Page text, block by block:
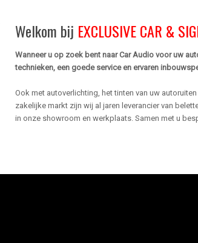
Welkom bij EXCLUSIVE CAR &
Wanneer u op zoek bent naar Car Audio voor uw
technieken, een goede service en ervaren
Ook met autoverlichting, het tinten van uw
zakelijke markt zijn wij al jaren leverancier van
in onze showroom en werkplaats. Samen met u